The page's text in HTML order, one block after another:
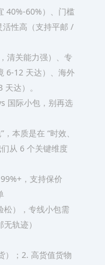
40%-60%）、门槛
性高（支持平邮 /
清关能力强）、专
6-12 天达）、海外
达）。​
国际小包，别再选
本质是在 “时效、
从 6 个关键维度
，支持保价
松），专线小包需
轨迹）​
）；2. 高货值货物